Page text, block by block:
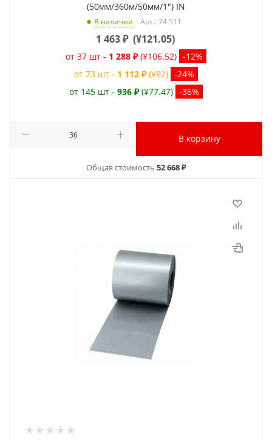
(50мм/360м/50мм/1") IN
В наличии Арт.: 74 511
1 463₽ (¥121.05)
от 37 шт - 1 288 ₽ (¥106.52) -12%
от 73 шт - 1 112 ₽ (¥92) -24%
от 145 шт - 936 ₽ (¥77.47) -36%
В корзину
Общая стоимость 52 668 ₽